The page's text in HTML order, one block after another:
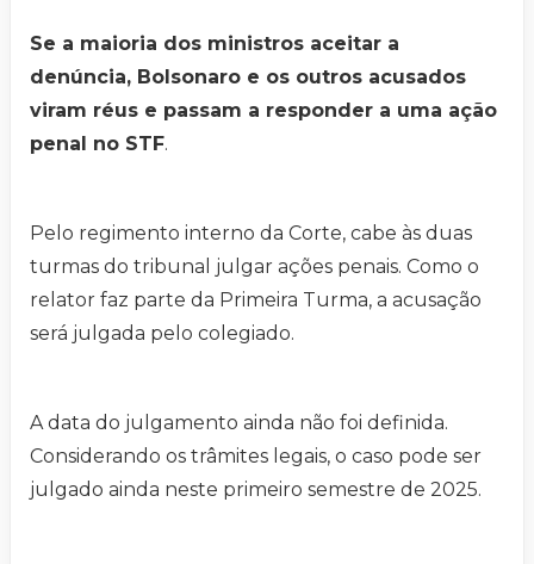
Se a maioria dos ministros aceitar a
denúncia, Bolsonaro e os outros acusados
viram réus e passam a responder a uma ação
penal no STF.
Pelo regimento interno da Corte, cabe às duas
turmas do tribunal julgar ações penais. Como o
relator faz parte da Primeira Turma, a acusação
será julgada pelo colegiado.
A data do julgamento ainda não foi definida.
Considerando os trâmites legais, o caso pode ser
julgado ainda neste primeiro semestre de 2025.